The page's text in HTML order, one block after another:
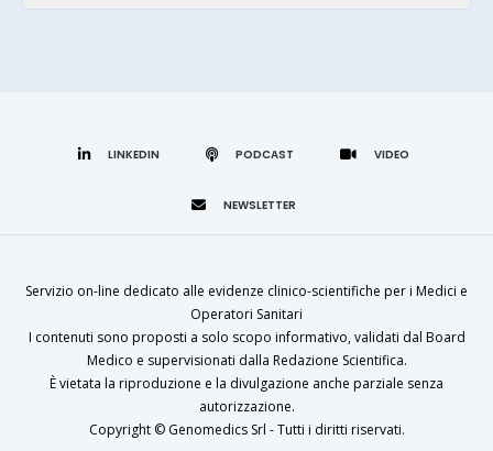
LINKEDIN
Servizio on-line dedicato alle evidenze clinico-scientifiche per i Medici e
Operatori Sanitari
I contenuti sono proposti a solo scopo informativo, validati dal Board
Medico e supervisionati dalla Redazione Scientifica.
È vietata la riproduzione e la divulgazione anche parziale senza
autorizzazione.
Copyright © Genomedics Srl - Tutti i diritti riservati.